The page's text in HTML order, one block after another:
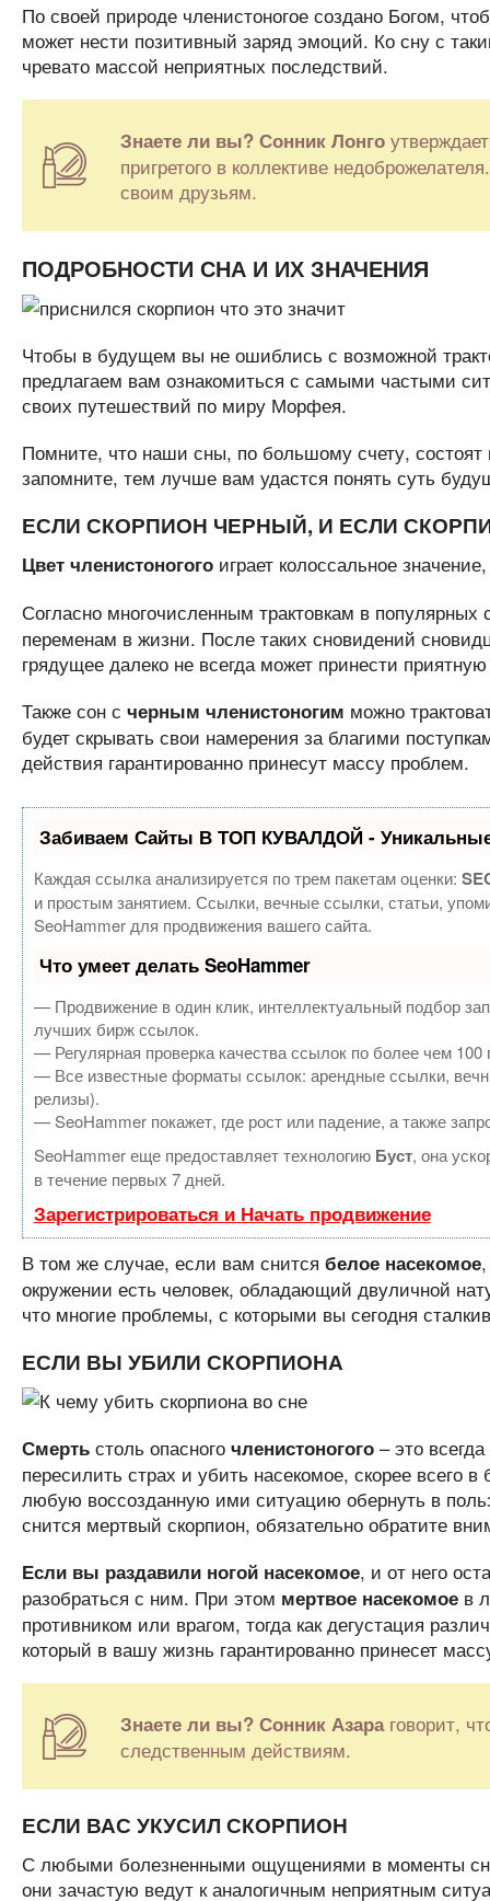
По своей природе членистоногое создано Богом,
может нести позитивный заряд эмоций. Ко сну с
чревато массой неприятных последствий.
Знаете ли вы? Сонник Лонго
пригретого в коллективе
своим друзьям.
ПОДРОБНОСТИ СНА И ИХ ЗНАЧЕНИЯ
Чтобы в будущем вы не ошиблись с возможной
предлагаем вам ознакомиться с самыми частыми
своих путешествий по миру Морфея.
Помните, что наши сны, по большому счету,
запомните, тем лучше вам удастся понять суть
ЕСЛИ СКОРПИОН ЧЕРНЫЙ, И ЕСЛИ
Цвет членистоногогоиграет колоссальное
Согласно многочисленным трактовкам в
переменам в жизни. После таких сновидений
грядущее далеко не всегда может принести
Также сон с черным членистоногим можно
будет скрывать свои намерения за благими
действия гарантированно принесут массу проблем.
Забиваем Сайты В ТОП КУВАЛДОЙ - Уникальные
Каждая ссылка анализируется по трем пакетам оценки:
и простым занятием. Ссылки, вечные ссылки, статьи,
SeoHammer для продвижения вашего сайта.
Что умеет делать SeoHammer
— Продвижение в один клик, интеллектуальный подбор
лучших бирж ссылок.
— Регулярная проверка качества ссылок по более чем
— Все известные форматы ссылок: арендные ссылки,
релизы).
— SeoHammer покажет, где рост или падение, а также
SeoHammer еще предоставляет технологию Буст, она
в течение первых 7 дней.
Зарегистрироваться и Начать продвижение
В том же случае, если вам снится белое насекомое,
окружении есть человек, обладающий двуличной
что многие проблемы, с которыми вы сегодня
ЕСЛИ ВЫ УБИЛИ СКОРПИОНА
Смертьстоль опасного членистоногого– это
пересилить страх и убить насекомое, скорее
любую воссозданную ими ситуацию обернуть в
снится мертвый скорпион, обязательно обратите
Если вы раздавили ногой насекомое, и от него
разобраться с ним. При этом мертвое насекомоев
противником или врагом, тогда как дегустация
который в вашу жизнь гарантированно принесет
Знаете ли вы? Сонник Азараговорит,
следственным действиям.
ЕСЛИ ВАС УКУСИЛ СКОРПИОН
С любыми болезненными ощущениями в моменты
они зачастую ведут к аналогичным неприятным